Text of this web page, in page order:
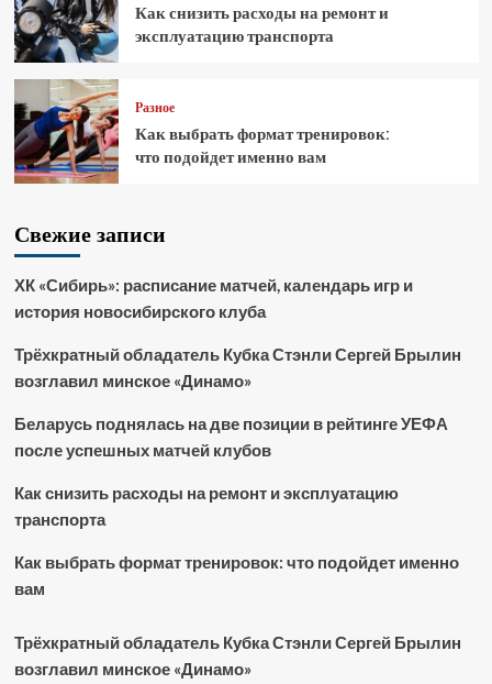
Как снизить расходы на ремонт и
эксплуатацию транспорта
Разное
Как выбрать формат тренировок:
что подойдет именно вам
Свежие записи
ХК «Сибирь»: расписание матчей, календарь игр и
история новосибирского клуба
Трёхкратный обладатель Кубка Стэнли Сергей Брылин
возглавил минское «Динамо»
Беларусь поднялась на две позиции в рейтинге УЕФА
после успешных матчей клубов
Как снизить расходы на ремонт и эксплуатацию
транспорта
Как выбрать формат тренировок: что подойдет именно
вам
Трёхкратный обладатель Кубка Стэнли Сергей Брылин
возглавил минское «Динамо»